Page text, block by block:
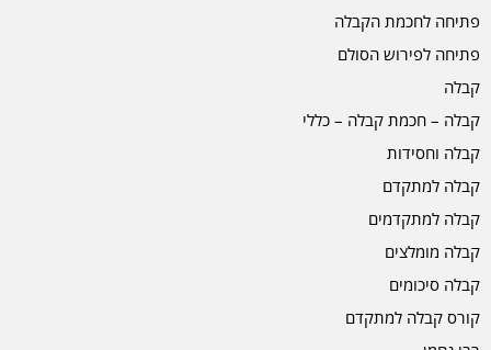
פתיחה לחכמת הקבלה
פתיחה לפירוש הסולם
קבלה
קבלה – חכמת קבלה – כללי
קבלה וחסידות
קבלה למתקדם
קבלה למתקדמים
קבלה מומלצים
קבלה סיכומים
קורס קבלה למתקדם